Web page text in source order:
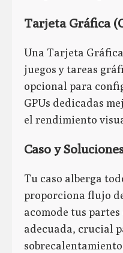
Tarjeta Gráfica
Una Tarjeta
juegos y tareas
opcional para
GPUs dedicadas
el rendimiento
Caso y
Tu caso alberga
proporciona flujo
acomode tus
adecuada, crucial